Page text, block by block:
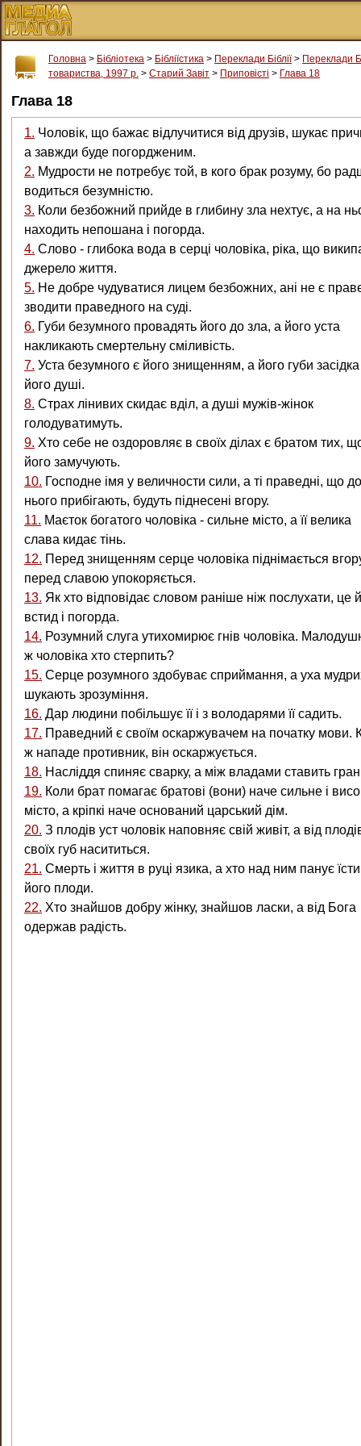
Головна > Бібліотека > Бібліїстика > Переклади Біблії> Переклади
товариства, 1997 р. > Старий Завіт > Приповiстi > Глава 18
Глава 18
1. Чоловік, що бажає відлучитися від друзів, шукає
а завжди буде погордженим.
2. Мудрости не потребує той, в кого брак розуму, бо
водиться безумністю.
3. Коли безбожний прийде в глибину зла нехтує, а на
находить непошана і погорда.
4. Слово - глибока вода в серці чоловіка, ріка, що
джерело життя.
5. Не добре чудуватися лицем безбожних, ані не є
зводити праведного на суді.
6. Губи безумного провадять його до зла, а його уста
накликають смертельну сміливість.
7. Уста безумного є його знищенням, а його губи
його душі.
8. Страх лінивих скидає вділ, а душі мужів-жінок
голодуватимуть.
9. Хто себе не оздоровляє в своїх ділах є братом тих,
його замучують.
10. Господне імя у величности сили, а ті праведні, що до
нього прибігають, будуть піднесені вгору.
11. Маєток богатого чоловіка - сильне місто, а її велика
слава кидає тінь.
12. Перед знищенням серце чоловіка піднімається
перед славою упокоряється.
13. Як хто відповідає словом раніше ніж послухати, це
встид і погорда.
14. Розумний слуга утихомирює гнів чоловіка.
ж чоловіка хто стерпить?
15. Серце розумного здобуває сприймання, а уха
шукають зрозуміння.
16. Дар людини побільшує її і з володарями її садить.
17. Праведний є своїм оскаржувачем на початку мови.
ж нападе противник, він оскаржується.
18. Насліддя спиняє сварку, а між владами ставить
19. Коли брат помагає братові (вони) наче сильне і
місто, а кріпкі наче оснований царський дім.
20. З плодів уст чоловік наповняє свій живіт, а від
своїх губ насититься.
21. Смерть і життя в руці язика, а хто над ним панує
його плоди.
22. Хто знайшов добру жінку, знайшов ласки, а від Бога
одержав радість.